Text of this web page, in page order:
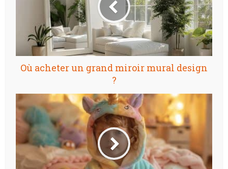
Où acheter un grand miroir mural design
?